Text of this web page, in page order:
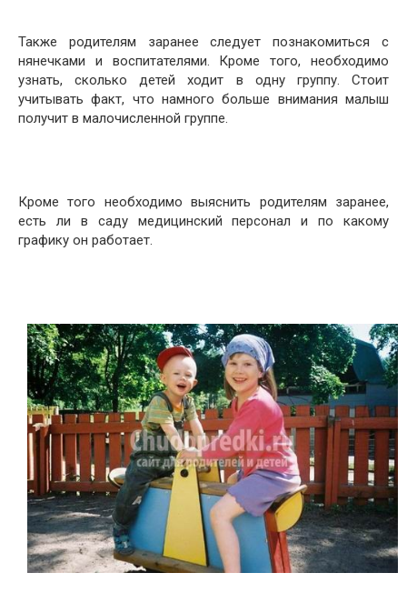
Также родителям заранее следует познакомиться с
нянечками и воспитателями. Кроме того, необходимо
узнать, сколько детей ходит в одну группу. Стоит
учитывать факт, что намного больше внимания малыш
получит в малочисленной группе.
Кроме того необходимо выяснить родителям заранее,
есть ли в саду медицинский персонал и по какому
графику он работает.